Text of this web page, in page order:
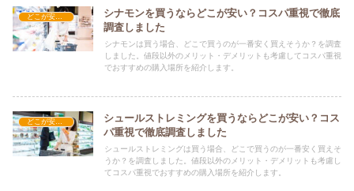
シナモンを買うならどこが安い？コスパ重視で徹底
調査しました
シナモンは買う場合、どこで買うのが一番安く買えそうか？を調査
しました。値段以外のメリット・デメリットも考慮してコスパ重視
でおすすめの購入場所を紹介します。
シュールストレミングを買うならどこが安い？コス
パ重視で徹底調査しました
シュールストレミングは買う場合、どこで買うのが一番安く買えそ
うか？を調査しました。値段以外のメリット・デメリットも考慮し
てコスパ重視でおすすめの購入場所を紹介します。